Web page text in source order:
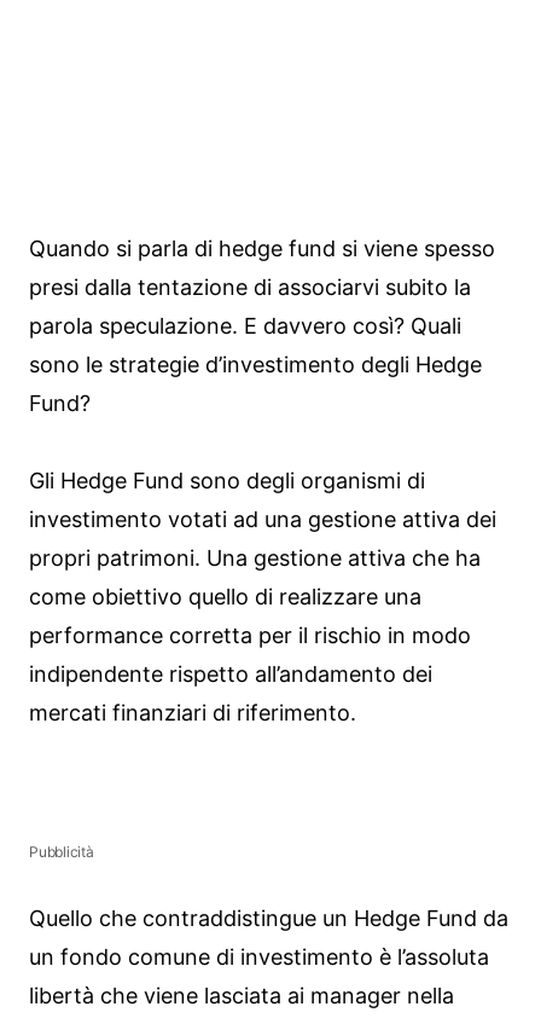
Quando si parla di hedge fund si viene spesso
presi dalla tentazione di associarvi subito la
parola speculazione. E davvero così? Quali
sono le strategie d’investimento degli Hedge
Fund?
Gli Hedge Fund sono degli organismi di
investimento votati ad una gestione attiva dei
propri patrimoni. Una gestione attiva che ha
come obiettivo quello di realizzare una
performance corretta per il rischio in modo
indipendente rispetto all’andamento dei
mercati finanziari di riferimento.
Pubblicità
Quello che contraddistingue un Hedge Fund da
un fondo comune di investimento è l’assoluta
libertà che viene lasciata ai manager nella